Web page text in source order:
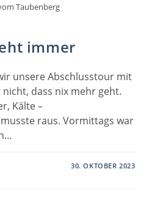
Taubenberg
immer
unsere Abschlusstour mit
dass nix mehr geht.
Kälte –
raus. Vormittags war
30. OKTOBER 2023